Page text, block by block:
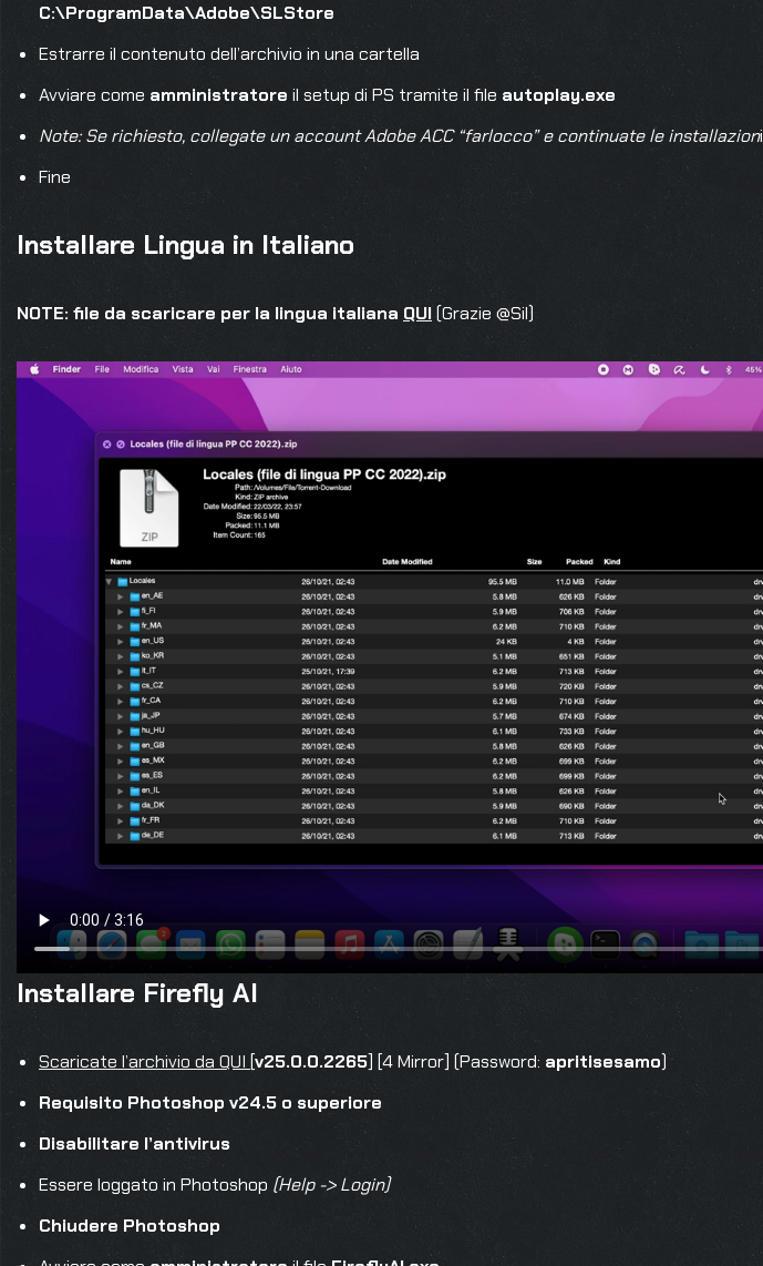
C:\ProgramData\Adobe\SLStore
Estrarre il contenuto dell’archivio in una cartella
Avviare come amministratore il setup di PS tramite il file autoplay.exe
Note: Se richiesto, collegate un account Adobe ACC “farlocco” e continuate le installazioni
Fine
Installare Lingua in Italiano
NOTE: file da scaricare per la lingua italiana QUI(Grazie @Sil)
Installare Firefly AI
Scaricate l’archivio da QUI [v25.0.0.2265] [4 Mirror] (Password: apritisesamo)
Requisito Photoshop v24.5 o superiore
Disabilitare l’antivirus
Essere loggato in Photoshop (Help -> Login)
Chiudere Photoshop